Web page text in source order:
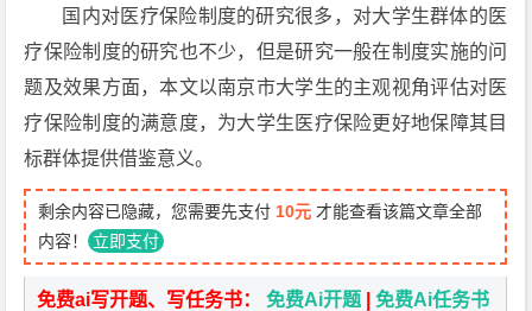
国内对医疗保险制度的研究很多，对大学生群体的医
疗保险制度的研究也不少，但是研究一般在制度实施的问
题及效果方面，本文以南京市大学生的主观视角评估对医
疗保险制度的满意度，为大学生医疗保险更好地保障其目
标群体提供借鉴意义。
剩余内容已隐藏，您需要先支付 10元 才能查看该篇文章全部
内容！ 立即支付
免费ai写开题、写任务书：免费Ai开题 |免费Ai任务书